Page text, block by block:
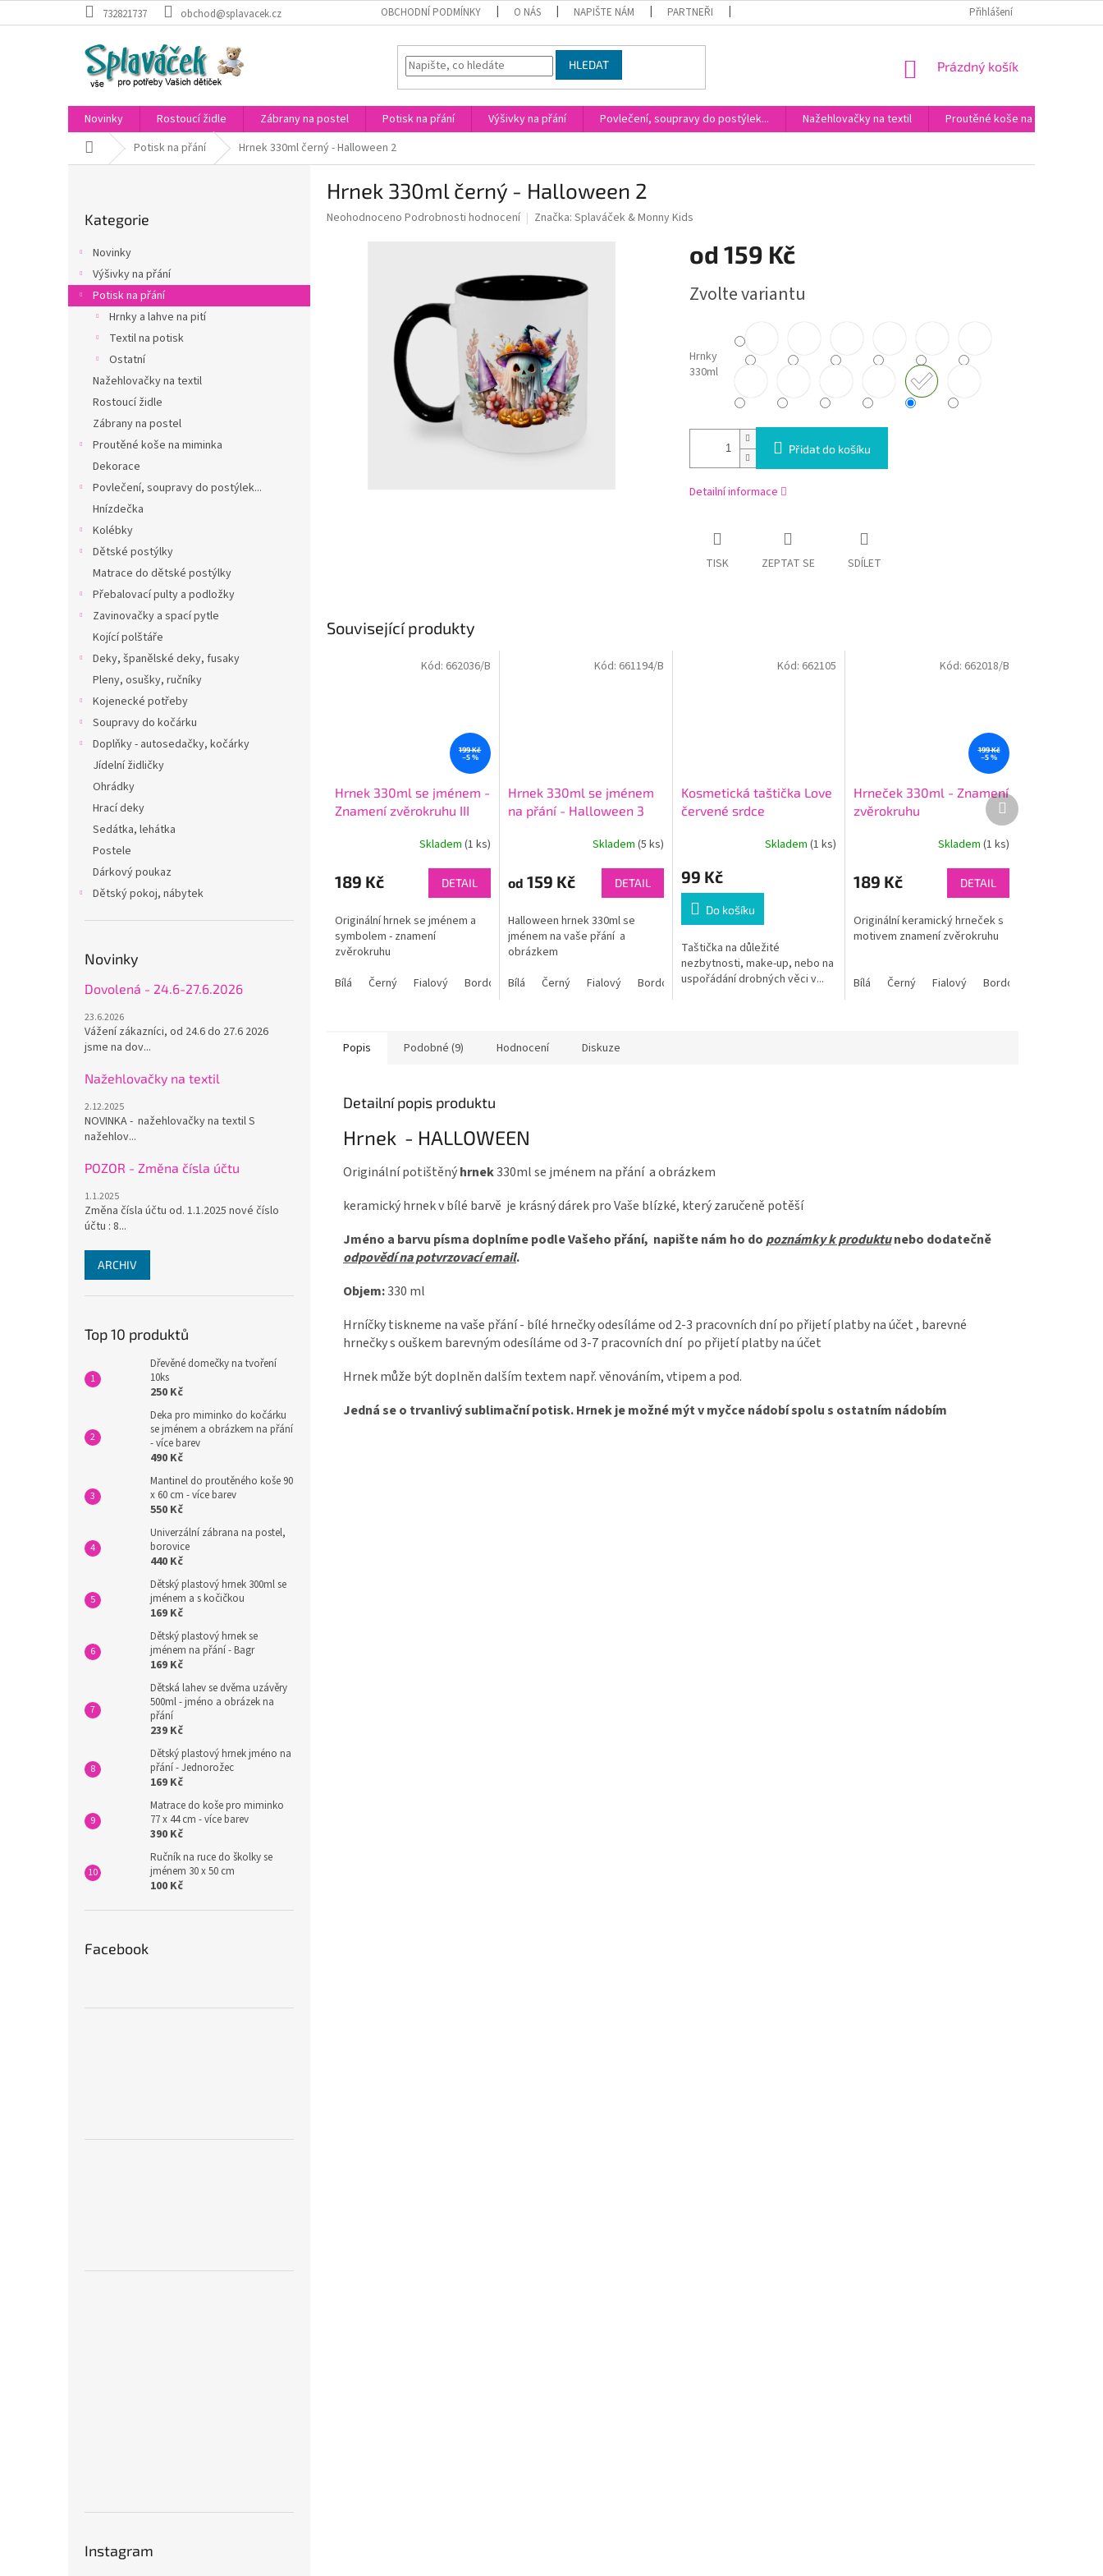
na
732821737 obchod@splavacek.cz OBCHODNÍ PODMÍNKY O NÁS NAPIŠTE NÁM PARTNEŘI Přihlášení
HLEDAT
NÁKUPNÍ
Prázdný košík
Novinky Rostoucí židle Zábrany na postel Potisk na přání Výšivky na přání Povlečení, soupravy do postýlek... Nažehlovačky na textil
Proutěné koše na miminka
Domů Potisk na přání Hrnek 330ml černý - Halloween 2
n
kategorie
Kategorie
Novinky
Výšivky na přání
Potisk na přání
Hrnky a lahve na pití
Textil na potisk
Ostatní
Nažehlovačky na textil
Rostoucí židle
Zábrany na postel
Proutěné koše na miminka
Dekorace
Povlečení, soupravy do postýlek...
Hnízdečka
Kolébky
Dětské postýlky
Matrace do dětské postýlky
Přebalovací pulty a podložky
Zavinovačky a spací pytle
Kojící polštáře
Deky, španělské deky, fusaky
Pleny, osušky, ručníky
Kojenecké potřeby
Soupravy do kočárku
Doplňky - autosedačky, kočárky
Jídelní židličky
Ohrádky
Hrací deky
Sedátka, lehátka
Postele
Dárkový poukaz
Dětský pokoj, nábytek
Novinky
Dovolená - 24.6-27.6.2026
23.6.2026
Vážení zákazníci, od 24.6 do 27.6 2026
jsme na dov...
Nažehlovačky na textil
2.12.2025
NOVINKA - nažehlovačky na textil S
nažehlov...
POZOR - Změna čísla účtu
1.1.2025
Změna čísla účtu od. 1.1.2025 nové číslo
účtu : 8...
ARCHIV
Top 10 produktů
Dřevěné domečky na tvoření
10ks
250 Kč
Deka pro miminko do kočárku
se jménem a obrázkem na přání
- více barev
490 Kč
Mantinel do proutěného koše 90
x 60 cm - více barev
550 Kč
Univerzální zábrana na postel,
borovice
440 Kč
Dětský plastový hrnek 300ml se
jménem a s kočičkou
169 Kč
Dětský plastový hrnek se
jménem na přání - Bagr
169 Kč
Dětská lahev se dvěma uzávěry
500ml - jméno a obrázek na
přání
239 Kč
Dětský plastový hrnek jméno na
přání - Jednorožec
169 Kč
Matrace do koše pro miminko
77 x 44 cm - více barev
390 Kč
Ručník na ruce do školky se
jménem 30 x 50 cm
100 Kč
Facebook
Instagram
Hrnek 330ml černý - Halloween 2
Průměrné
Neohodnoceno Podrobnosti hodnocení Značka: Splaváček & Monny Kids
od 159 Kč
cena:
Zvolte variantu
Hrnky
330ml
Přidat do košíku
Detailní informace
TISK ZEPTAT SE SDÍLET
Související produkty
199 Kč
–5 %
Hrnek 330ml se jménem -
Znamení zvěrokruhu III
Skladem (1 ks)
189 Kč DETAIL
Originální hrnek se jménem a
symbolem - znamení
zvěrokruhu
Bílá
Černý Fialový Bordó Modrý Světle modrý Oranžový Růžový Světle zelený Tmavě zelený Žlutý Červený
Kód: 662036/B
Hrnek 330ml se jménem
na přání - Halloween 3
Skladem (5 ks)
od 159 Kč DETAIL
Halloween hrnek 330ml se
jménem na vaše přání a
obrázkem
Bílá
Černý Fialový Bordó Modrý Světle modrý Oranžový Růžový Světle zelený
Kód: 661194/B
Kosmetická taštička Love
červené srdce
Skladem(1 ks)
99 Kč
Do košíku
Taštička na důležité
nezbytnosti, make-up, nebo na
uspořádání drobných věci v...
Kód: 662105
199 Kč
–5 %
Hrneček 330ml - Znamení
zvěrokruhu
Skladem (1 ks)
189 Kč DETAIL
Originální keramický hrneček s
motivem znamení zvěrokruhu
Bílá Černý Fialový Bordó
Kód: 662018/B
Další
produkt
Popis Podobné (9) Hodnocení Diskuze
Detailní popis produktu
Hrnek - HALLOWEEN
Originální potištěnýhrnek330ml se jménem na přání a obrázkem
keramický hrnek v bílé barvě je krásný dárek pro Vaše blízké, který zaručeně potěší
Jméno a barvu písma doplníme podle Vašeho přání, napište nám ho do poznámky k produktunebo dodatečně
odpovědí na potvrzovací email.
Objem:330 ml
Hrníčky tiskneme na vaše přání - bílé hrnečky odesíláme od 2-3 pracovních dní po přijetí platby na účet , barevné
hrnečky s ouškem barevným odesíláme od 3-7 pracovních dní po přijetí platby na účet
Hrnek může být doplněn dalším textem např. věnováním, vtipem a pod.
Jedná se o trvanlivý sublimační potisk. Hrnek je možné mýt v myčce nádobí spolu s ostatním nádobím